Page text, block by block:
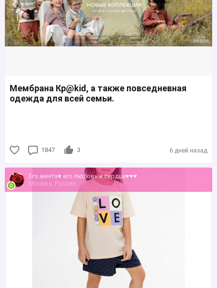
Мембрана Кр@kid, а также повседневная
одежда для всей семьи.
1847 3 6 дней назад
Его мечта♥ его любовь и сердце♥♥♥
Москва, Россия